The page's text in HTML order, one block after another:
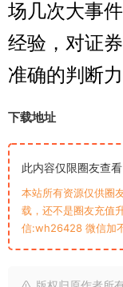
场几次大事
经验，对证
准确的判断力
下载地址
此内容仅限圈友查
本站所有资源仅供圈
载，还不是圈友充值
信:wh26428 微信加